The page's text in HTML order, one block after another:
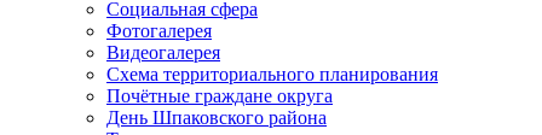
Социальная сфера
Фотогалерея
Видеогалерея
Схема территориального планирования
Почётные граждане округа
День Шпаковского района